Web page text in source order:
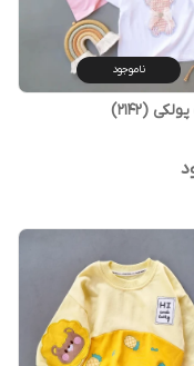
ناموجود
(2142)